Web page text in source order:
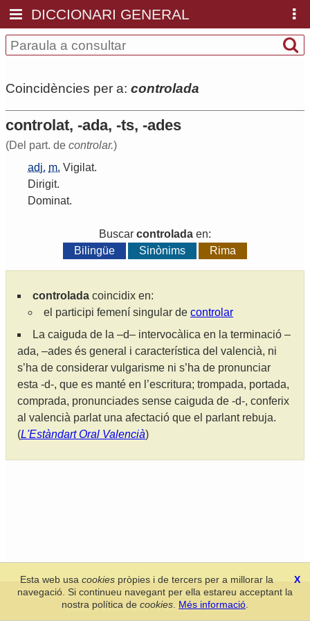
DICCIONARI GENERAL
Coincidències per a: controlada
controlat, -ada, -ts, -ades
(Del part. de controlar.)
adj. m. Vigilat.
Dirigit.
Dominat.
Buscar controlada en:
Bilingüe
Sinònims Rima
controlada coincidix en:
el participi femení singular de controlar
La caiguda de la –d– intervocàlica en la terminació –
ada, –ades és general i característica del valencià, ni
s’ha de considerar vulgarisme ni s’ha de pronunciar
esta -d-, que es manté en l’escritura; trompada, portada,
comprada, pronunciades sense caiguda de -d-, conferix
al valencià parlat una afectació que el parlant rebuja.
(L'Estàndart Oral Valencià)
Secció de Llengua i Lliteratura Valencianes-Real Acadèmia de
Cultura Valenciana-Política de privacitat
X
Esta web usacookies pròpies i de tercers per a millorar la
navegació. Si continueu navegant per ella estareu acceptant la
nostra política de cookies Més informació